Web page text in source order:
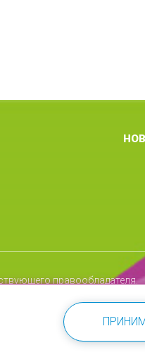
правообладателя.
Разработка сайта: